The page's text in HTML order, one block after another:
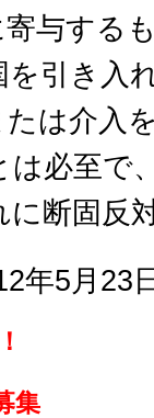
与する
引き入
は介入
必至で
に断固反
年5月23
集